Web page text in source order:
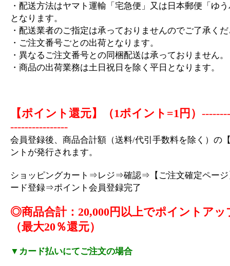
・配送方法はヤマト運輸「宅急便」又は日本郵便「ゆ
となります。
・配送業者のご指定は承っておりませんのでご了承く
・ご注文番号ごとの出荷となります。
・異なるご注文番号との同梱配送は承っておりません。
・商品の出荷業務は土日祝日を除く平日となります。
【ポイント還元】（1ポイント=1円）
----------------
会員登録後、商品合計額（送料/代引手数料を除く）の
ントが発行されます。
ショッピングカート⇒レジ⇒確認⇒【ご注文確定ページ
ード登録⇒ポイント会員登録完了
◎商品合計：20,000円以上でポイントアッ
（最大20％還元）
▼カード払いにてご注文の場合